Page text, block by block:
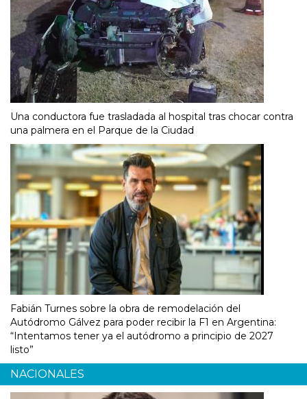
Una conductora fue trasladada al hospital tras chocar contra
una palmera en el Parque de la Ciudad
Fabián Turnes sobre la obra de remodelación del
Autódromo Gálvez para poder recibir la F1 en Argentina:
“Intentamos tener ya el autódromo a principio de 2027
listo”
NACIONALES